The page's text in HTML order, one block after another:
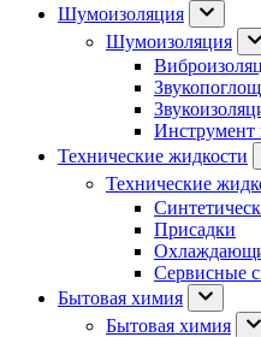
Шумоизоляция
Шумоизоляция
Инструмент
Технические жидкости
Технические
Присадки
Сервисные
Бытовая химия
Бытовая химия